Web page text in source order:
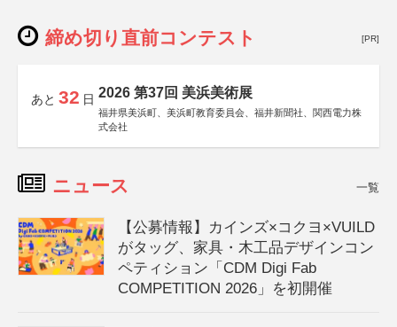
締め切り直前コンテスト [PR]
あと 32 日 2026 第37回 美浜美術展
福井県美浜町、美浜町教育委員会、福井新聞社、関西電力株
式会社
ニュース 一覧
【公募情報】カインズ×コクヨ×VUILD
がタッグ、家具・木工品デザインコン
ペティション「CDM Digi Fab
COMPETITION 2026」を初開催